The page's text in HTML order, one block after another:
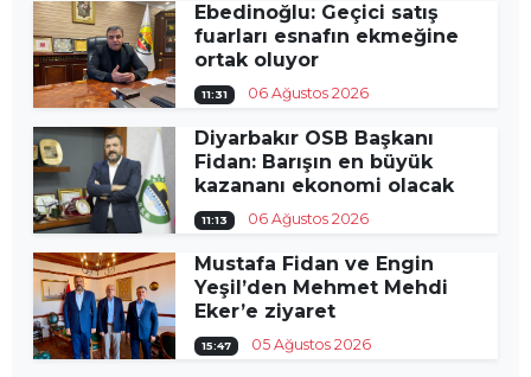
Ebedinoğlu: Geçici satış
fuarları esnafın ekmeğine
ortak oluyor
11:31 06 Ağustos 2026
Diyarbakır OSB Başkanı
Fidan: Barışın en büyük
kazananı ekonomi olacak
11:13 06 Ağustos 2026
Mustafa Fidan ve Engin
Yeşil’den Mehmet Mehdi
Eker’e ziyaret
15:47 05 Ağustos 2026